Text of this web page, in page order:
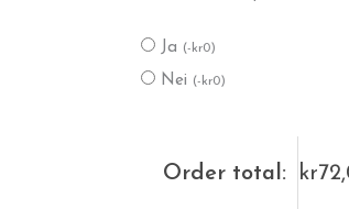
Ja (- kr0)
Nei (- kr0)
Order total: kr